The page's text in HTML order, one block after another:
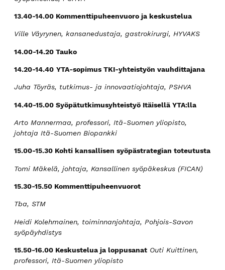
13.40-14.00 Kommenttipuheenvuoro ja keskustelua
Ville Väyrynen, kansanedustaja, gastrokirurgi, HYVAKS
14.00-14.20 Tauko
14.20-14.40 YTA-sopimus TKI-yhteistyön vauhdittajana
Juha Töyräs, tutkimus- ja innovaatiojohtaja, PSHVA
14.40-15.00 Syöpätutkimusyhteistyö Itäisellä YTA:lla
Arto Mannermaa, professori, Itä-Suomen yliopisto,
johtaja Itä-Suomen Biopankki
15.00-15.30 Kohti kansallisen syöpästrategian toteutusta
Tomi Mäkelä, johtaja, Kansallinen syöpäkeskus (FICAN)
15.30-15.50 Kommenttipuheenvuorot
Tba, STM
Heidi Kolehmainen, toiminnanjohtaja, Pohjois-Savon
syöpäyhdistys
15.50-16.00 Keskustelua ja loppusanat Outi Kuittinen,
professori, Itä-Suomen yliopisto